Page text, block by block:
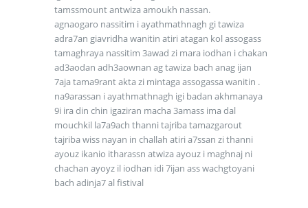
tamssmount antwiza amoukh nassan.
agnaogaro nassitim i ayathmathnagh gi tawiza
adra7an giavridha wanitin atiri atagan kol assogass
tamaghraya nassitim 3awad zi mara iodhan i chakan
ad3aodan adh3aownan ag tawiza bach anag ijan
7aja tama9rant akta zi mintaga assogassa wanitin .
na9arassan i ayathmathnagh igi badan akhmanaya
9i ira din chin igaziran macha 3amass ima dal
mouchkil la7a9ach thanni tajriba tamazgarout
tajriba wiss nayan in challah atiri a7ssan zi thanni
ayouz ikanio itharassn atwiza ayouz i maghnaj ni
chachan ayoyz il iodhan idi 7ijan ass wachgtoyani
bach adinja7 al fistival